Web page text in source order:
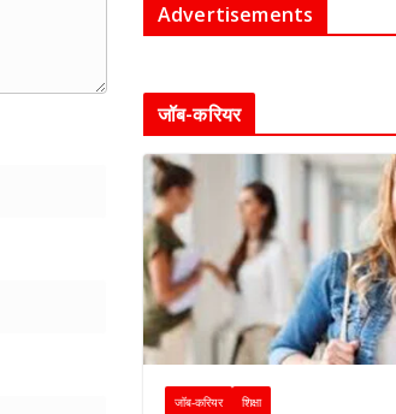
Advertisements
जॉब-करियर
जॉब-करियर शिक्षा